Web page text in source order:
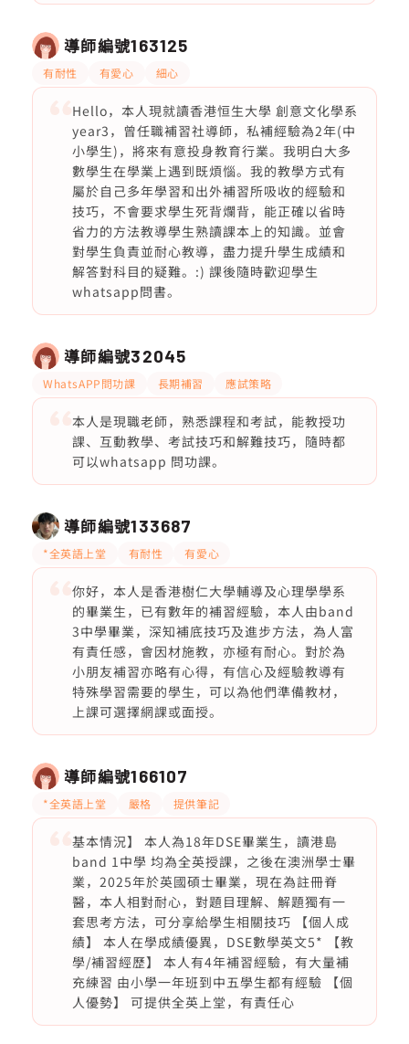
導師編號163125
有耐性 有愛心 細心
Hello，本人現就讀香港恒生大學 創意文化學系
year3，曾任職補習社導師，私補經驗為2年(中
小學生)，將來有意投身教育行業。我明白大多
數學生在學業上遇到既煩惱。我的教學方式有
屬於自己多年學習和出外補習所吸收的經驗和
技巧，不會要求學生死背爛背，能正確以省時
省力的方法教導學生熟讀課本上的知識。並會
對學生負責並耐心教導，盡力提升學生成績和
解答對科目的疑難。:) 課後隨時歡迎學生
whatsapp問書。
導師編號32045
WhatsAPP問功課 長期補習 應試策略
本人是現職老師，熟悉課程和考試，能教授功
課、互動教學、考試技巧和解難技巧，隨時都
可以whatsapp 問功課。
導師編號133687
*全英語上堂 有耐性 有愛心
你好，本人是香港樹仁大學輔導及心理學學系
的畢業生，已有數年的補習經驗，本人由band
3中學畢業，深知補底技巧及進步方法，為人富
有責任感，會因材施教，亦極有耐心。對於為
小朋友補習亦略有心得，有信心及經驗教導有
特殊學習需要的學生，可以為他們準備教材，
上課可選擇網課或面授。
導師編號166107
*全英語上堂 嚴格 提供筆記
基本情況】 本人為18年DSE畢業生，讀港島
band 1中學 均為全英授課，之後在澳洲學士畢
業，2025年於英國碩士畢業，現在為註冊脊
醫，本人相對耐心，對題目理解、解題獨有一
套思考方法，可分享給學生相關技巧 【個人成
績】 本人在學成績優異，DSE數學英文5* 【教
學/補習經歷】 本人有4年補習經驗，有大量補
充練習 由小學一年班到中五學生都有經驗 【個
人優勢】 可提供全英上堂，有責任心